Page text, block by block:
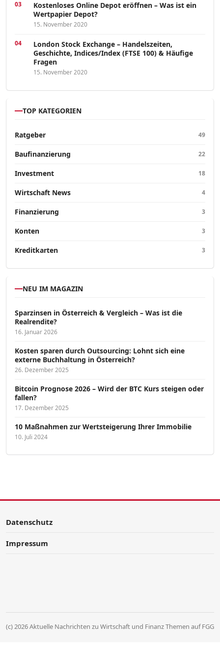
Kostenloses Online Depot eröffnen – Was ist ein
Wertpapier Depot?
15. November 2020
London Stock Exchange – Handelszeiten,
Geschichte, Indices/Index (FTSE 100) & Häufige
Fragen
15. November 2020
TOP KATEGORIEN
Ratgeber 49
Baufinanzierung 22
Investment 18
Wirtschaft News 4
Finanzierung 3
Konten 3
Kreditkarten 3
NEU IM MAGAZIN
Sparzinsen in Österreich & Vergleich – Was ist die
Realrendite?
16. Januar 2026
Kosten sparen durch Outsourcing: Lohnt sich eine
externe Buchhaltung in Österreich?
26. Dezember 2025
Bitcoin Prognose 2026 – Wird der BTC Kurs steigen oder
fallen?
17. Dezember 2025
10 Maßnahmen zur Wertsteigerung Ihrer Immobilie
10. Juli 2024
Datenschutz
Impressum
(c) 2026 Aktuelle Nachrichten zu Wirtschaft und Finanz Themen auf FGG